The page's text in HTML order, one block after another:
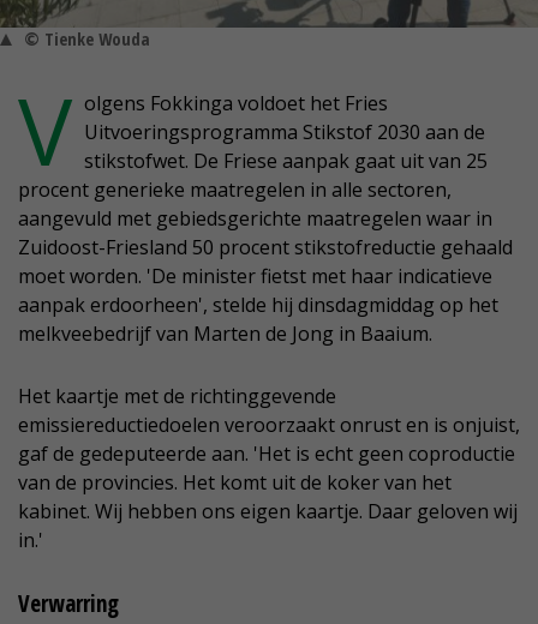
© Tienke Wouda
V olgens Fokkinga voldoet het Fries
Uitvoeringsprogramma Stikstof 2030 aan de
stikstofwet. De Friese aanpak gaat uit van 25
procent generieke maatregelen in alle sectoren,
aangevuld met gebiedsgerichte maatregelen waar in
Zuidoost-Friesland 50 procent stikstofreductie gehaald
moet worden. 'De minister fietst met haar indicatieve
aanpak erdoorheen', stelde hij dinsdagmiddag op het
melkveebedrijf van Marten de Jong in Baaium.
Het kaartje met de richtinggevende
emissiereductiedoelen veroorzaakt onrust en is onjuist,
gaf de gedeputeerde aan. 'Het is echt geen coproductie
van de provincies. Het komt uit de koker van het
kabinet. Wij hebben ons eigen kaartje. Daar geloven wij
in.'
Verwarring